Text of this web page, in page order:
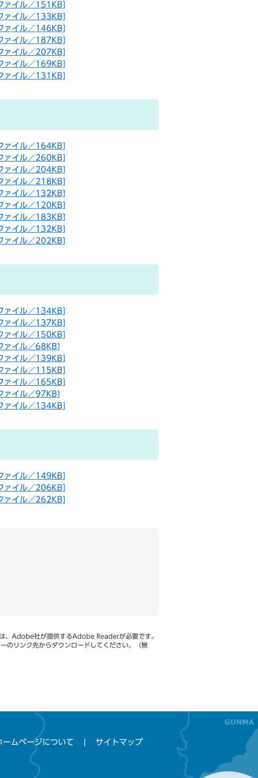
イル／151KB]
イル／133KB]
イル／146KB]
イル／187KB]
イル／207KB]
イル／169KB]
イル／131KB]
イル／164KB]
イル／260KB]
イル／204KB]
イル／218KB]
イル／132KB]
イル／120KB]
イル／183KB]
イル／132KB]
イル／202KB]
イル／134KB]
イル／137KB]
イル／150KB]
イル／68KB]
イル／139KB]
イル／115KB]
イル／165KB]
イル／97KB]
イル／134KB]
イル／149KB]
イル／206KB]
イル／262KB]
、Adobe社が提供するAdobe Readerが必要です。
のリンク先からダウンロードしてください。（無
ームページについて サイトマップ